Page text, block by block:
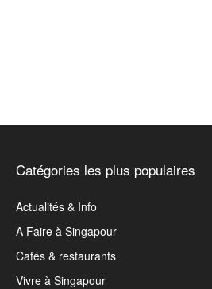
Catégories les plus populaires
Actualités & Info
A Faire à Singapour
Cafés & restaurants
Vivre à Singapour